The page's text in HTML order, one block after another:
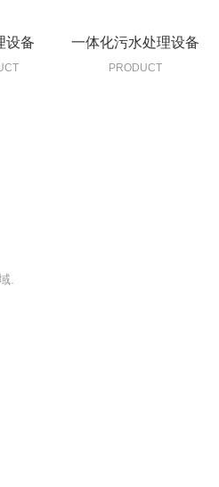
设备 一体化污水处理设备
PRODUCT
.